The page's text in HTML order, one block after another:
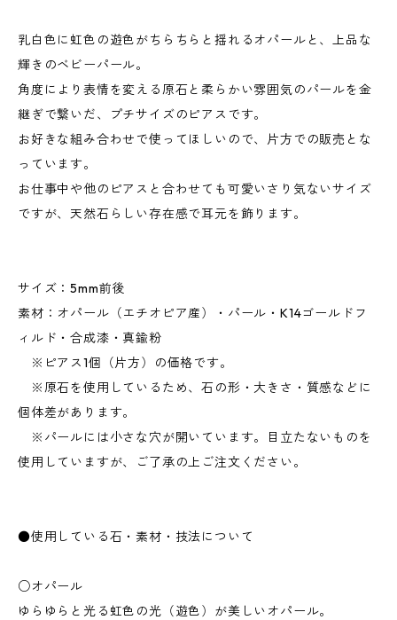
乳白色に虹色の遊色がちらちらと揺れるオパールと、上品な
輝きのベビーパール。
角度により表情を変える原石と柔らかい雰囲気のパールを金
継ぎで繋いだ、プチサイズのピアスです。
お好きな組み合わせで使ってほしいので、片方での販売とな
っています。
お仕事中や他のピアスと合わせても可愛いさり気ないサイズ
ですが、天然石らしい存在感で耳元を飾ります。
サイズ：5mm前後
素材：オパール（エチオピア産）・パール・K14ゴールドフ
ィルド・合成漆・真鍮粉
※ピアス1個（片方）の価格です。
※原石を使用しているため、石の形・大きさ・質感などに
個体差があります。
※パールには小さな穴が開いています。目立たないものを
使用していますが、ご了承の上ご注文ください。
●使用している石・素材・技法について
○オパール
ゆらゆらと光る虹色の光（遊色）が美しいオパール。